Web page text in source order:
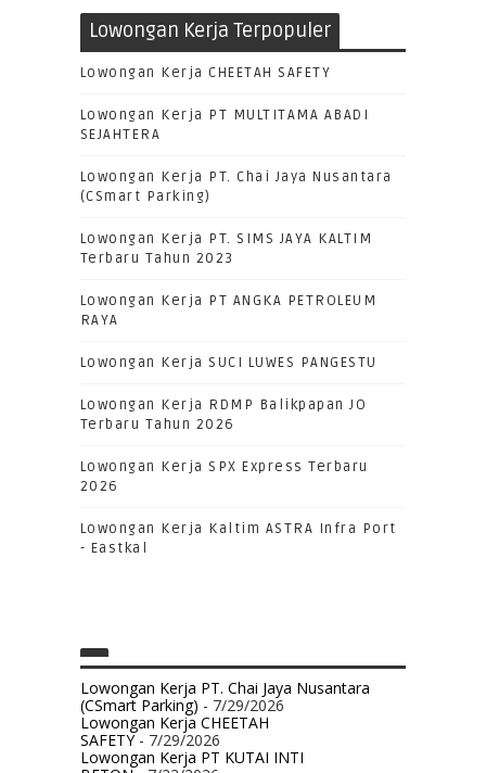
Lowongan Kerja Terpopuler
Lowongan Kerja CHEETAH SAFETY
Lowongan Kerja PT MULTITAMA ABADI
SEJAHTERA
Lowongan Kerja PT. Chai Jaya Nusantara
(CSmart Parking)
Lowongan Kerja PT. SIMS JAYA KALTIM
Terbaru Tahun 2023
Lowongan Kerja PT ANGKA PETROLEUM
RAYA
Lowongan Kerja SUCI LUWES PANGESTU
Lowongan Kerja RDMP Balikpapan JO
Terbaru Tahun 2026
Lowongan Kerja SPX Express Terbaru
2026
Lowongan Kerja Kaltim ASTRA Infra Port
- Eastkal
Lowongan Kerja PT. Chai Jaya Nusantara
(CSmart Parking) - 7/29/2026
Lowongan Kerja CHEETAH
SAFETY- 7/29/2026
Lowongan Kerja PT KUTAI INTI